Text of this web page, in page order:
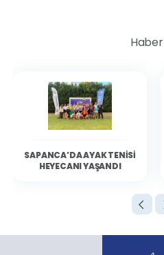
SAPANCA’DA AYAK TENISI
HEYECANI YAŞANDI